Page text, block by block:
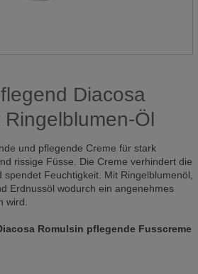
Diacosa
Öl
und pflegende Creme für stark
rissige Füsse. Die Creme verhindert die
spendet Feuchtigkeit. Mit Ringelblumenöl,
Erdnussöl wodurch ein angenehmes
wird.
Romulsin pflegende Fusscreme